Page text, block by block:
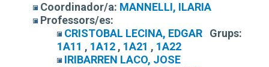
Coordinador/a: MANNELLI, ILARIA
Professors/es:
CRISTOBAL LECINA, EDGAR
Grups:
1A11 , 1A12 , 1A21 , 1A22
IRIBARREN LACO, JOSE